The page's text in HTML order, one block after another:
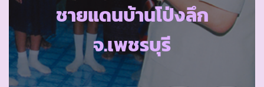
ชายแดนบ้านโป่งลึก
จ.เพชรบุรี